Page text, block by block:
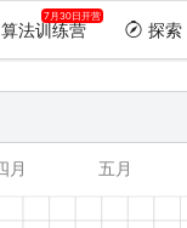
算法训练营
7月30日开营
探索